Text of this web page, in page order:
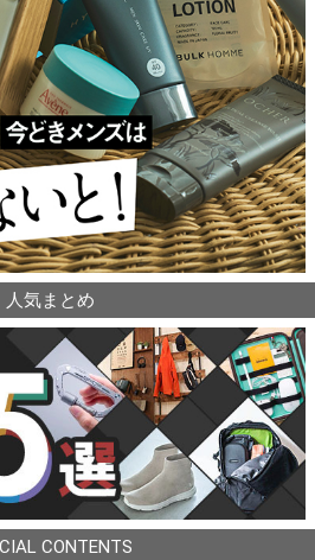
人気まとめ
CONTENTS